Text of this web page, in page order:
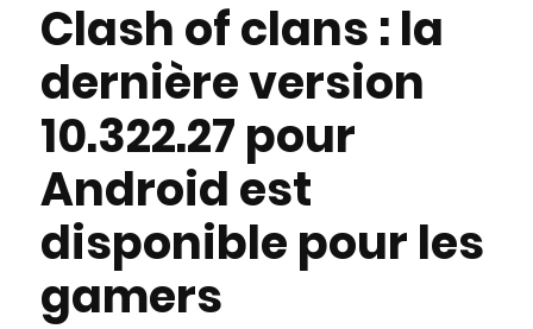
Clash of clans : la
dernière version
10.322.27 pour
Android est
disponible pour les
gamers